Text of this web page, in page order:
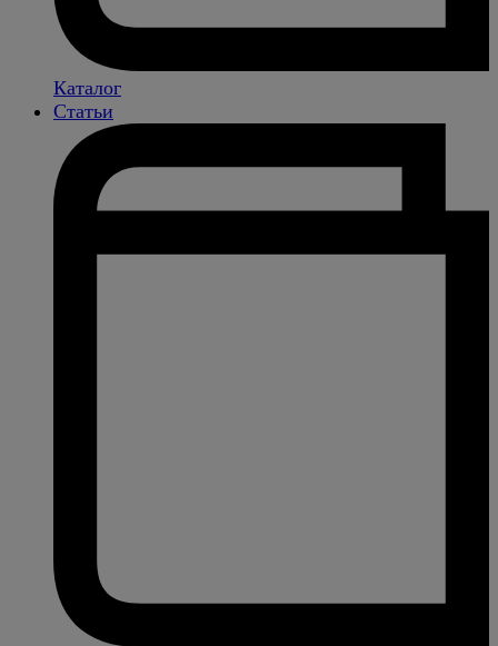
Каталог
Статьи